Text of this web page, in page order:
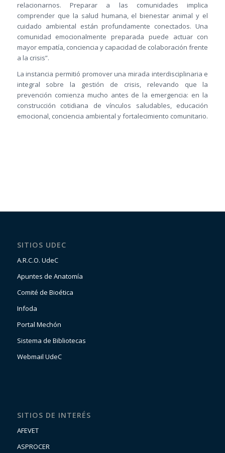
relacionarnos. Preparar a las comunidades implica
comprender que la salud humana, el bienestar animal y el
cuidado ambiental están profundamente conectados. Una
comunidad emocionalmente preparada puede actuar con
mayor empatía, conciencia y capacidad de colaboración frente
a la crisis”.
La instancia permitió promover una mirada interdisciplinaria e
integral sobre la gestión de crisis, relevando que la
prevención comienza mucho antes de la emergencia: en la
construcción cotidiana de vínculos saludables, educación
emocional, conciencia ambiental y fortalecimiento comunitario.
SITIOS UDEC
A.R.C.O. UdeC
Apuntes de Anatomía
Comité de Bioética
Infoda
Portal Mechón
Sistema de Bibliotecas
Webmail UdeC
SITIOS DE INTERÉS
AFEVET
ASPROCER